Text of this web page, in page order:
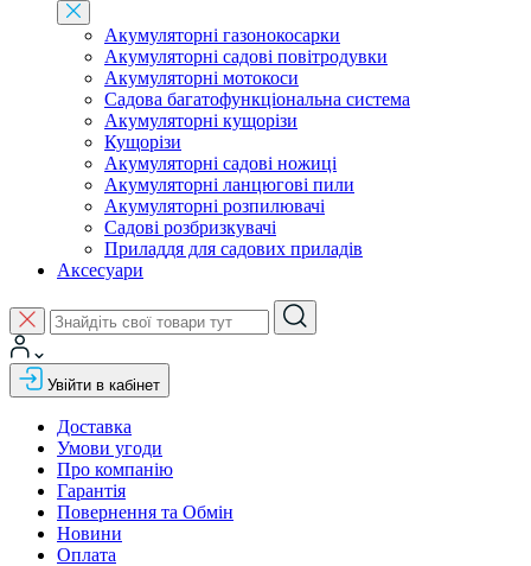
Акумуляторні газонокосарки
Акумуляторні садові повітродувки
Акумуляторні мотокоси
Садова багатофункціональна система
Акумуляторні кущорізи
Кущорізи
Акумуляторні садові ножиці
Акумуляторні ланцюгові пили
Акумуляторні розпилювачі
Садові розбризкувачі
Приладдя для садових приладів
Аксесуари
Увійти в кабінет
Доставка
Умови угоди
Про компанію
Гарантія
Повернення та Обмін
Новини
Оплата